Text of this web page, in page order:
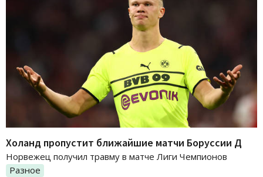
Холанд пропустит ближайшие матчи Боруссии Д
Норвежец получил травму в матче Лиги Чемпионов
Разное